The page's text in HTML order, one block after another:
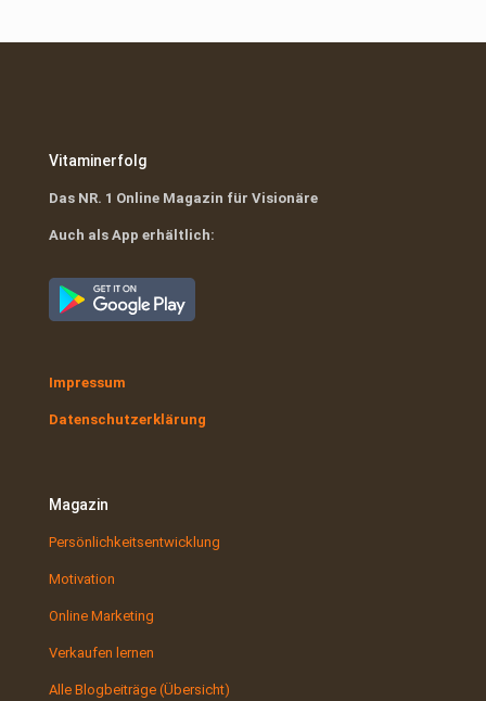
€29,99€0,00.
Vitaminerfolg
Das NR. 1 Online Magazin für Visionäre
Auch als App erhältlich:
Impressum
Datenschutzerklärung
Magazin
Persönlichkeitsentwicklung
Motivation
Online Marketing
Verkaufen lernen
Alle Blogbeiträge (Übersicht)